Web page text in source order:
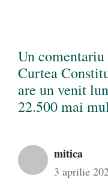
Un
Curtea
are un venit
22.500 mai
mitica
3 aprilie